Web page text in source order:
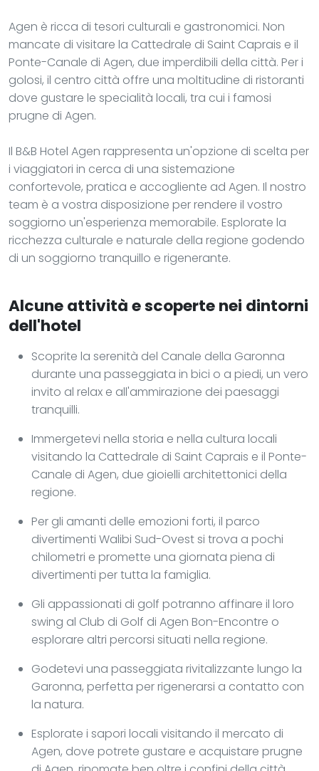
Agen è ricca di tesori culturali e gastronomici. Non
mancate di visitare la Cattedrale di Saint Caprais e il
Ponte-Canale di Agen, due imperdibili della città. Per i
golosi, il centro città offre una moltitudine di ristoranti
dove gustare le specialità locali, tra cui i famosi
prugne di Agen.
Il B&B Hotel Agen rappresenta un'opzione di scelta per
i viaggiatori in cerca di una sistemazione
confortevole, pratica e accogliente ad Agen. Il nostro
team è a vostra disposizione per rendere il vostro
soggiorno un'esperienza memorabile. Esplorate la
ricchezza culturale e naturale della regione godendo
di un soggiorno tranquillo e rigenerante.
Alcune attività e scoperte nei dintorni
dell'hotel
Scoprite la serenità del Canale della Garonna
durante una passeggiata in bici o a piedi, un vero
invito al relax e all'ammirazione dei paesaggi
tranquilli.
Immergetevi nella storia e nella cultura locali
visitando la Cattedrale di Saint Caprais e il Ponte-
Canale di Agen, due gioielli architettonici della
regione.
Per gli amanti delle emozioni forti, il parco
divertimenti Walibi Sud-Ovest si trova a pochi
chilometri e promette una giornata piena di
divertimenti per tutta la famiglia.
Gli appassionati di golf potranno affinare il loro
swing al Club di Golf di Agen Bon-Encontre o
esplorare altri percorsi situati nella regione.
Godetevi una passeggiata rivitalizzante lungo la
Garonna, perfetta per rigenerarsi a contatto con
la natura.
Esplorate i sapori locali visitando il mercato di
Agen, dove potrete gustare e acquistare prugne